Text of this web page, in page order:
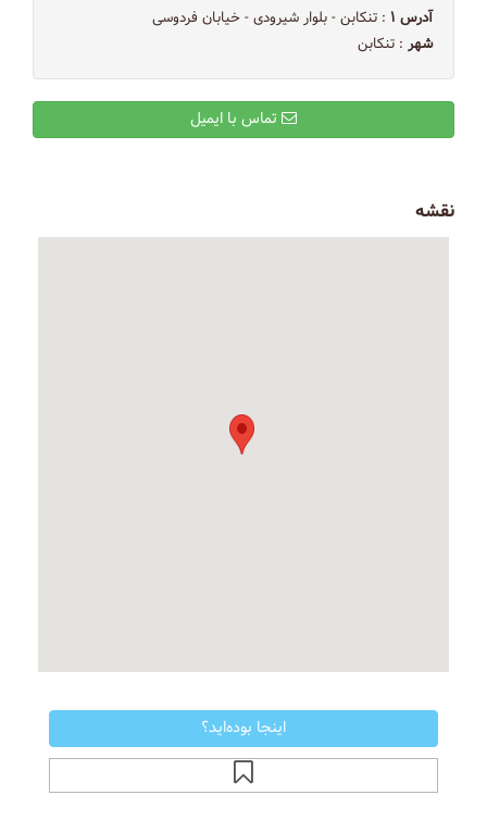
آدرس ۱
: تنکابن - بلوار شیرودی - خیابان فردوسی
شهر : تنکابن
نقشه
اینجا بوده‌اید؟